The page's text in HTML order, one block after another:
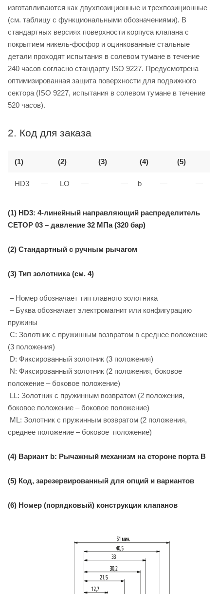
изготавливаются как двухпозиционные и трехпозиционные
(см. таблицу с функциональными обозначениями). В
стандартных версиях поверхности корпуса клапана с
покрытием никель-фосфор и оцинкованные стальные
детали проходят испытания в солевом тумане в течение
240 часов согласно стандарту ISO 9227. Предусмотрена
оптимизированная защита поверхности для подвижного
сектора (ISO 9227, испытания в солевом тумане в течение
520 часов).
2. Код для заказа
(1) (2) (3) (4) (5)
HD3 — LO — — b — —
(1) HD3: 4-линейный направляющий распределитель
CETOP 03 – давление 32 МПа (320 бар)
(2) Стандартный с ручным рычагом
(3) Тип золотника (см. 4)
– Номер обозначает тип главного золотника
– Буква обозначает электромагнит или конфигурацию
пружины
C: Золотник с пружинным возвратом в среднее положение
(3 положения)
D: Фиксированный золотник (3 положения)
N: Фиксированный золотник (2 положения, боковое
положение – боковое положение)
LL: Золотник с пружинным возвратом (2 положения,
боковое положение – боковое положение)
ML: Золотник с пружинным возвратом (2 положения,
среднее положение – боковое положение)
(4) Вариант b: Рычажный механизм на стороне порта B
(5) Код, зарезервированный для опций и вариантов
(6) Номер (порядковый) конструкции клапанов